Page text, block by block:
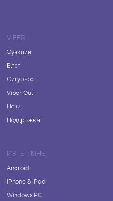
VIBER
Функции
Блог
Сигурност
Viber Out
Цени
Поддръжка
ИЗТЕГЛЯНЕ
Android
iPhone & iPad
Windows PC